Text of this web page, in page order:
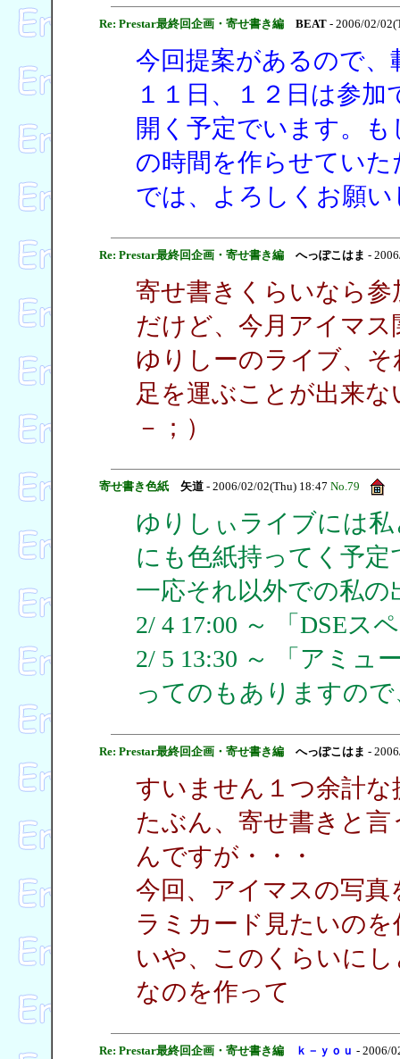
Re: Prestar最終回企画・寄せ書き編 BEAT- 2006/02/
今回提案があるので
１１日、１２日は参
開く予定でいます。
の時間を作らせてい
では、よろしくお願い
Re: Prestar最終回企画・寄せ書き編 へっぽこはま -
寄せ書きくらいなら
だけど、今月アイマ
ゆりしーのライブ、
足を運ぶことが出来
－；）
寄せ書き色紙 矢道- 2006/02/02(Thu) 18:47 No.79
ゆりしぃライブには
にも色紙持ってく予定
一応それ以外での私の
2/ 4 17:00 ～ 「DSEス
2/ 5 13:30 ～ 「アミュ
ってのもありますの
Re: Prestar最終回企画・寄せ書き編 へっぽこはま -
すいません１つ余計
たぶん、寄せ書きと
んですが・・・
今回、アイマスの写真
ラミカード見たいの
いや、このくらいに
なのを作って
Re: Prestar最終回企画・寄せ書き編 ｋ－ｙｏｕ - 2006/